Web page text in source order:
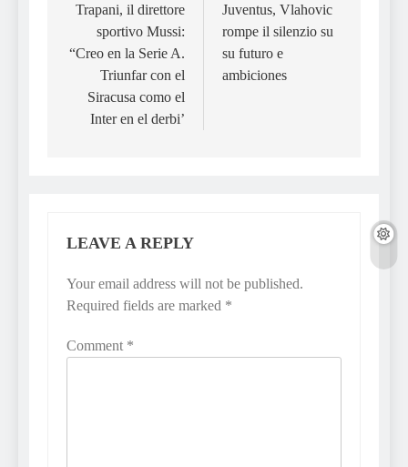
navigation
Trapani, il direttore
sportivo Mussi:
“Creo en la Serie A.
Triunfar con el
Siracusa como el
Inter en el derbi’
Juventus, Vlahovic
rompe il silenzio su
su futuro e
ambiciones
LEAVE A REPLY
Your email address will not be published.
Required fields are marked *
Comment *